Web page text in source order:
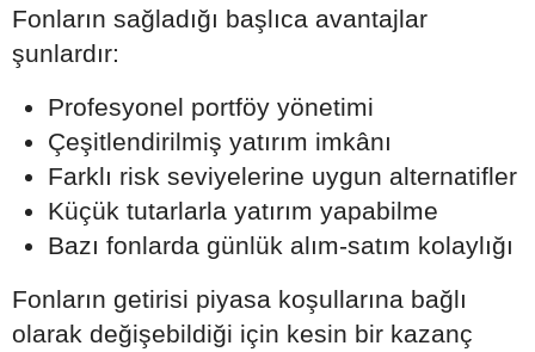
Fonların sağladığı başlıca avantajlar
şunlardır:
Profesyonel portföy yönetimi
Çeşitlendirilmiş yatırım imkânı
Farklı risk seviyelerine uygun alternatifler
Küçük tutarlarla yatırım yapabilme
Bazı fonlarda günlük alım-satım kolaylığı
Fonların getirisi piyasa koşullarına bağlı
olarak değişebildiği için kesin bir kazanç